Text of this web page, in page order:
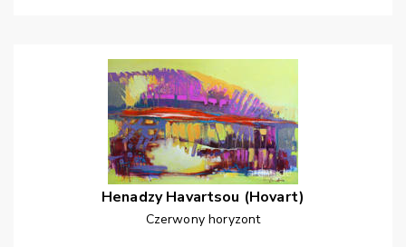
Henadzy Havartsou (Hovart)
Czerwony horyzont